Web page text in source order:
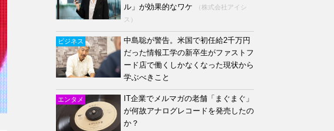
ル」が効果的なワケ
（株式会社アイシ
ス）
ビジネス
中島聡が警告。米国で初任給2千万円
だった情報工学の新卒生がファストフ
ード店で働くしかなくなった現状から
学ぶべきこと
エンタメ
IT企業でメルマガの老舗「まぐまぐ」
が何故アナログレコードを発売したの
か？